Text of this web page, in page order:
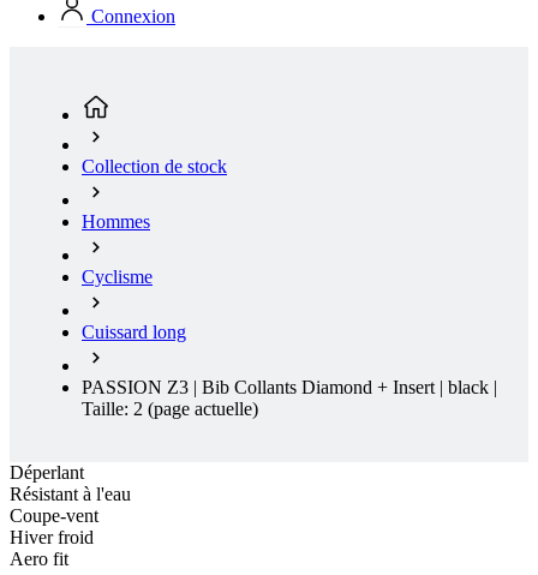
Hommes
Cyclisme
Cuissard long
PASSION Z3 | Bib Collants Diamond + Insert | black |
Taille: 2
Déperlant
Résistant à l'eau
Coupe-vent
Déperlant
Résistant à l'eau
Coupe-vent
Hiver froid